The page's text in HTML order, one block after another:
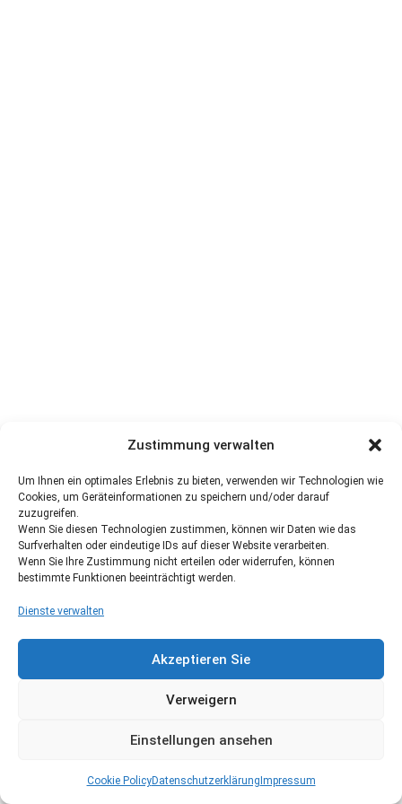
Zustimmung verwalten
Um Ihnen ein optimales Erlebnis zu bieten, verwenden wir Technologien wie
Cookies, um Geräteinformationen zu speichern und/oder darauf
zuzugreifen.
Wenn Sie diesen Technologien zustimmen, können wir Daten wie das
Surfverhalten oder eindeutige IDs auf dieser Website verarbeiten.
Wenn Sie Ihre Zustimmung nicht erteilen oder widerrufen, können
bestimmte Funktionen beeinträchtigt werden.
Dienste verwalten
Akzeptieren Sie
Verweigern
Einstellungen ansehen
Cookie PolicyDatenschutzerklärung Impressum